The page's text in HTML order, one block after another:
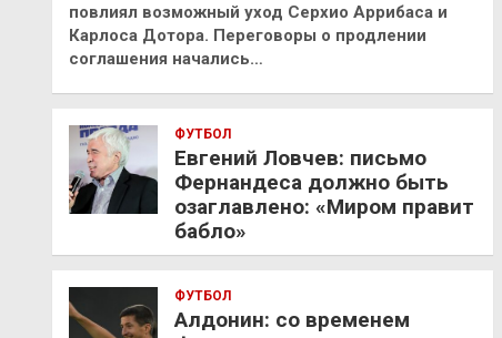
повлиял возможный уход Серхио Аррибаса и
Карлоса Дотора. Переговоры о продлении
соглашения начались…
ФУТБОЛ
Евгений Ловчев: письмо
Фернандеса должно быть
озаглавлено: «Миром правит
бабло»
ФУТБОЛ
Алдонин: со временем